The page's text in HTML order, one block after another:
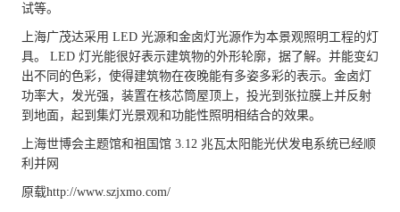
试等。
上海广茂达采用 LED 光源和金卤灯光源作为本景观照明工程的灯
具。 LED 灯光能很好表示建筑物的外形轮廓，据了解。并能变幻
出不同的色彩，使得建筑物在夜晚能有多姿多彩的表示。金卤灯
功率大，发光强，装置在核芯筒屋顶上，投光到张拉膜上并反射
到地面，起到集灯光景观和功能性照明相结合的效果。
上海世博会主题馆和祖国馆 3.12 兆瓦太阳能光伏发电系统已经顺
利并网
原载http://www.szjxmo.com/